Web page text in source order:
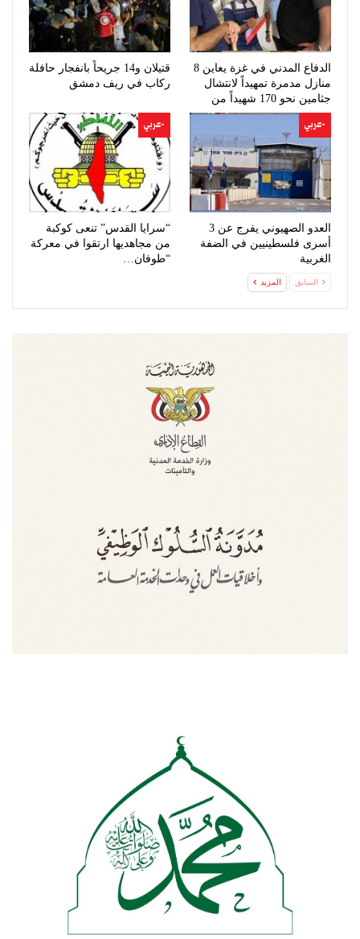
الدفاع المدني في غزة يعاين 8
منازل مدمرة تمهيداً لانتشال
جثامين نحو 170 شهيداً من
تحت…
قتيلان و14 جريحاً بانفجار حافلة
ركاب في ريف دمشق
-عربي
العدو الصهيوني يفرج عن 3
أسرى فلسطينيين في الضفة
الغربية
-عربي
“سرايا القدس” تنعى كوكبة
من مجاهديها ارتقوا في معركة
“طوفان…
السابق المزيد